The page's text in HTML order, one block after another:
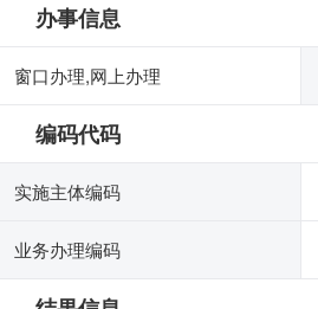
办事信息
窗口办理,网上办理
编码代码
实施主体编码
业务办理编码